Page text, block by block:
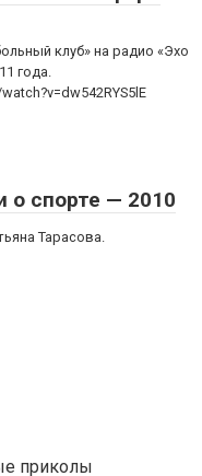
клуб» на радио «Эхо
года.
о спорте — 2010
Тарасова.
приколы